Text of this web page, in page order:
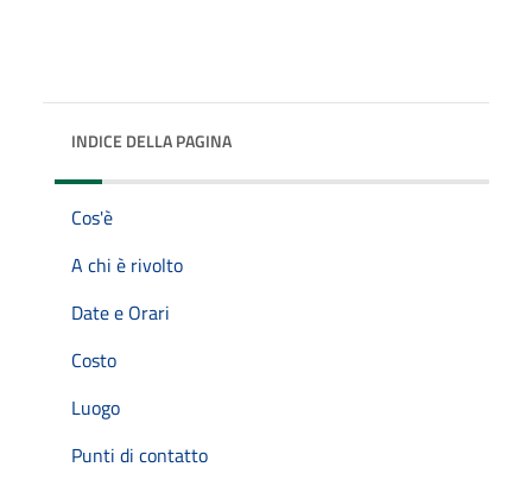
INDICE DELLA PAGINA
Cos'è
A chi è rivolto
Date e Orari
Costo
Luogo
Punti di contatto